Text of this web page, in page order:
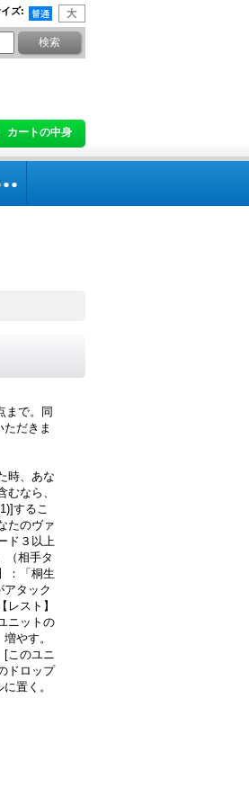
ズ:
カートの中身
まで。同
だきま
時、あな
なら、
するこ
たのヴァ
ド３以上
（相手タ
：「桐生
アタック
スト】
ニットの
やす。
[このユニ
ドロップ
置く。